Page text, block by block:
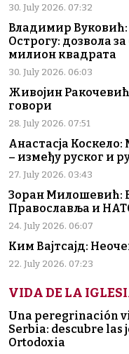
30. July 2026. 07:32
Владимир Вуковић:
Острогу: дозвола
милион квадрата
30. July 2026. 06:03
Живојин
говори
28. July 2026. 07:51
Анастасја
– између руског и
27. July 2026. 03:43
Зоран Милошевић:
Православља и
24. July 2026. 06:07
Ким Вајтсајд:
22. July 2026. 07:23
VIDA DE LA
Una peregrinación
Serbia: descubre las
Ortodoxia